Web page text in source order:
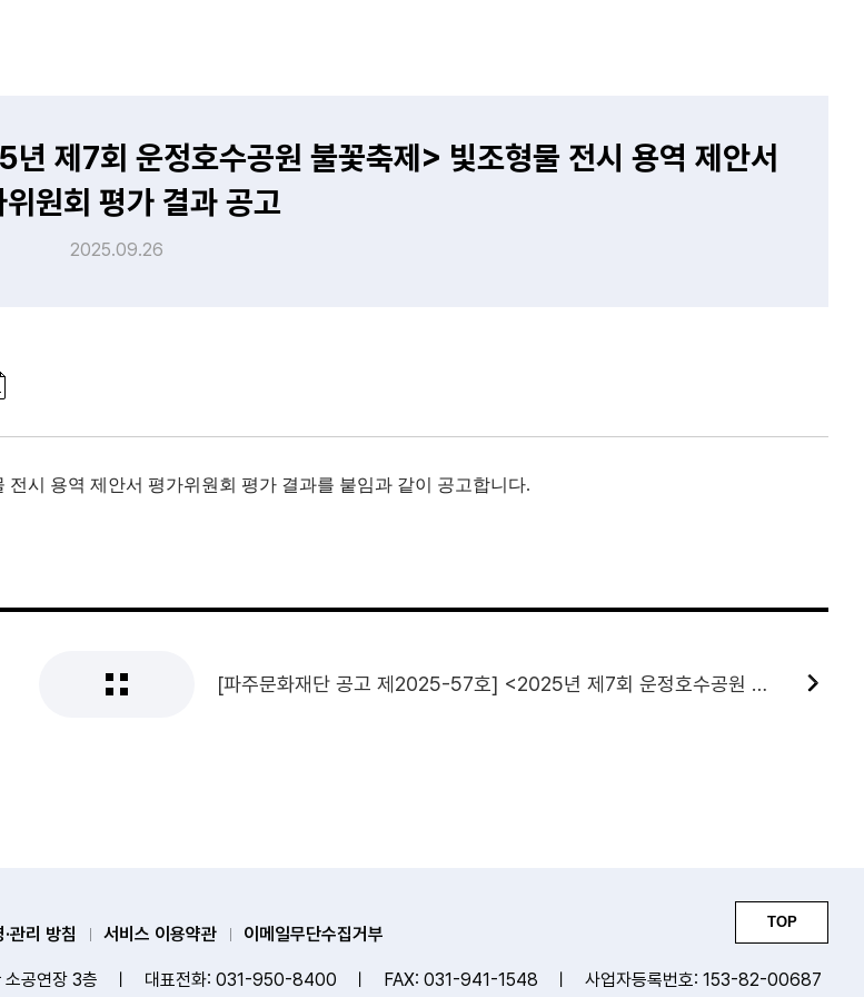
7회 운정호수공원 불꽃축제> 빛조형물 전시 용역 제안서
원회 평가 결과 공고
2025.09.26
전시 용역 제안서 평가위원회 평가 결과를 붙임과 같이 공고합니다.
[파주문화재단 공고 제2025-57호] <2025년 제7회 운정호수공원 불꽃축제> 행사 대행 용역 제안서 평가위원회 평가 결과 공고
관리 방침 서비스 이용약관 이메일무단수집거부
공연장 3층 ㅣ 대표전화: 031-950-8400 ㅣ FAX: 031-941-1548 ㅣ 사업자등록번호: 153-82-00687
TOP